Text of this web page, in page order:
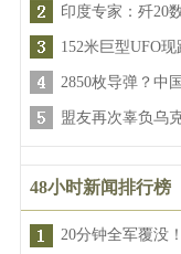
印度专家：歼20
152米巨型UFO
2850枚导弹？中
盟友再次辜负乌
48小时新闻排行榜
20分钟全军覆没